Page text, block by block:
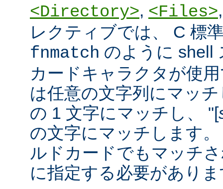
<Directory>, <Files>
レクティブでは、 C 標
fnmatch のように shell
カードキャラクタが使
は任意の文字列にマッ
の 1 文字にマッチし、 "[
の文字にマッチします
ルドカードでもマッチ
に指定する必要があり